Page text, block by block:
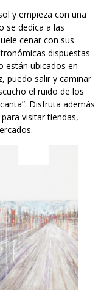
y empieza con una
se dedica a las
cenar con sus
dispuestas
están ubicados en
puedo salir y caminar
el ruido de los
Disfruta además
visitar tiendas,